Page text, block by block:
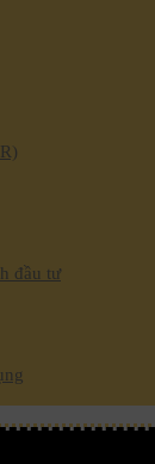
đầu tư